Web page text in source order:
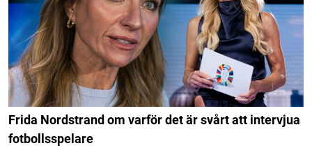
Frida Nordstrand om varför det är svårt att intervjua
fotbollsspelare